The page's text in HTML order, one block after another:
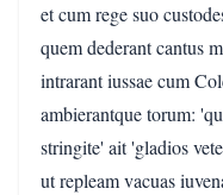
et cum rege suo
quem dederant cantus
intrarant iussae cum
ambierantque torum:
stringite' ait 'gladios
ut repleam vacuas